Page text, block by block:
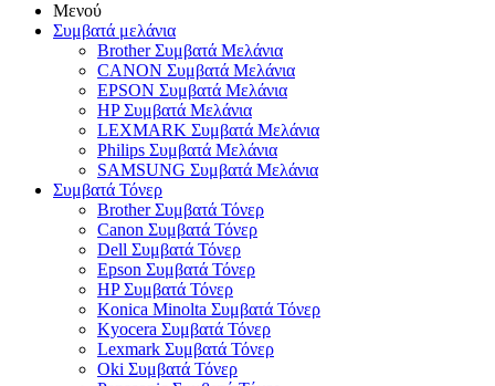
Μενού
Συμβατά μελάνια
Brother Συμβατά Μελάνια
CANON Συμβατά Μελάνια
EPSON Συμβατά Μελάνια
HP Συμβατά Μελάνια
LEXMARK Συμβατά Μελάνια
Philips Συμβατά Μελάνια
SAMSUNG Συμβατά Μελάνια
Συμβατά Τόνερ
Brother Συμβατά Τόνερ
Canon Συμβατά Τόνερ
Dell Συμβατά Τόνερ
Epson Συμβατά Τόνερ
HP Συμβατά Τόνερ
Konica Minolta Συμβατά Τόνερ
Kyocera Συμβατά Τόνερ
Lexmark Συμβατά Τόνερ
Oki Συμβατά Τόνερ